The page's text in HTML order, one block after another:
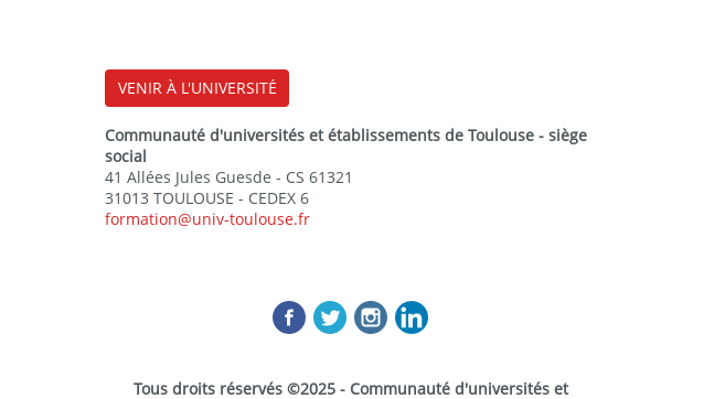
VENIR À L'UNIVERSITÉ
Communauté d'universités et établissements de Toulouse - siège
social
41 Allées Jules Guesde - CS 61321
31013 TOULOUSE - CEDEX 6
formation@univ-toulouse.fr
Tous droits réservés ©2025 - Communauté d'universités et